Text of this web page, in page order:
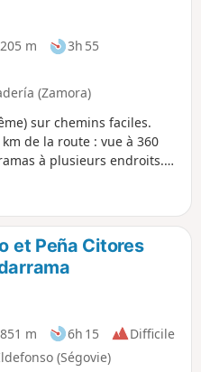
m
3h 55
(Zamora)
sur chemins faciles.
de la route : vue à 360
à plusieurs endroits.
et Peña Citores
m 6h 15
Difficile
(Ségovie)